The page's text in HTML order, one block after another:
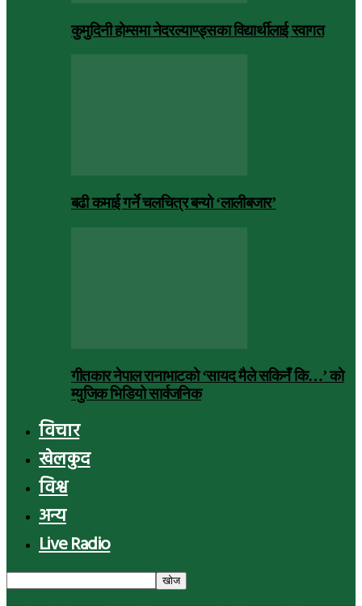
कुमुदिनी होम्समा नेदरल्याण्ड्सका विद्यार्थीलाई स्वागत
बढी कमाई गर्ने चलचित्र बन्यो ‘लालीबजार’
गीतकार नेपाल रानाभाटको ‘सायद मैले सकिनँ कि…’ को
म्युजिक भिडियो सार्वजनिक
विचार
खेलकुद
विश्व
अन्य
Live Radio